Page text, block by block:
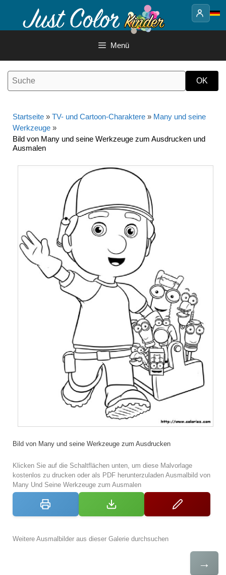
Inhalt
Menü
Startseite » TV- und Cartoon-Charaktere » Many und seine
Werkzeuge »
Bild von Many und seine Werkzeuge zum Ausdrucken und
Ausmalen
Bild von Many und seine Werkzeuge zum Ausdrucken
Klicken Sie auf die Schaltflächen unten, um diese Malvorlage
kostenlos zu drucken oder als PDF herunterzuladen Ausmalbild von
Many Und Seine Werkzeuge zum Ausmalen
Weitere Ausmalbilder aus dieser Galerie durchsuchen
→